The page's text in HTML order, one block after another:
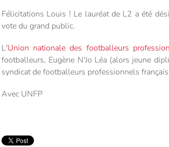
Félicitations Louis ! Le lauréat de L2 a été
vote du grand public.
L'Union nationale des footballeurs
footballeurs, Eugène N'Jo Léa (alors jeune
syndicat de footballeurs professionnels
Avec UNFP